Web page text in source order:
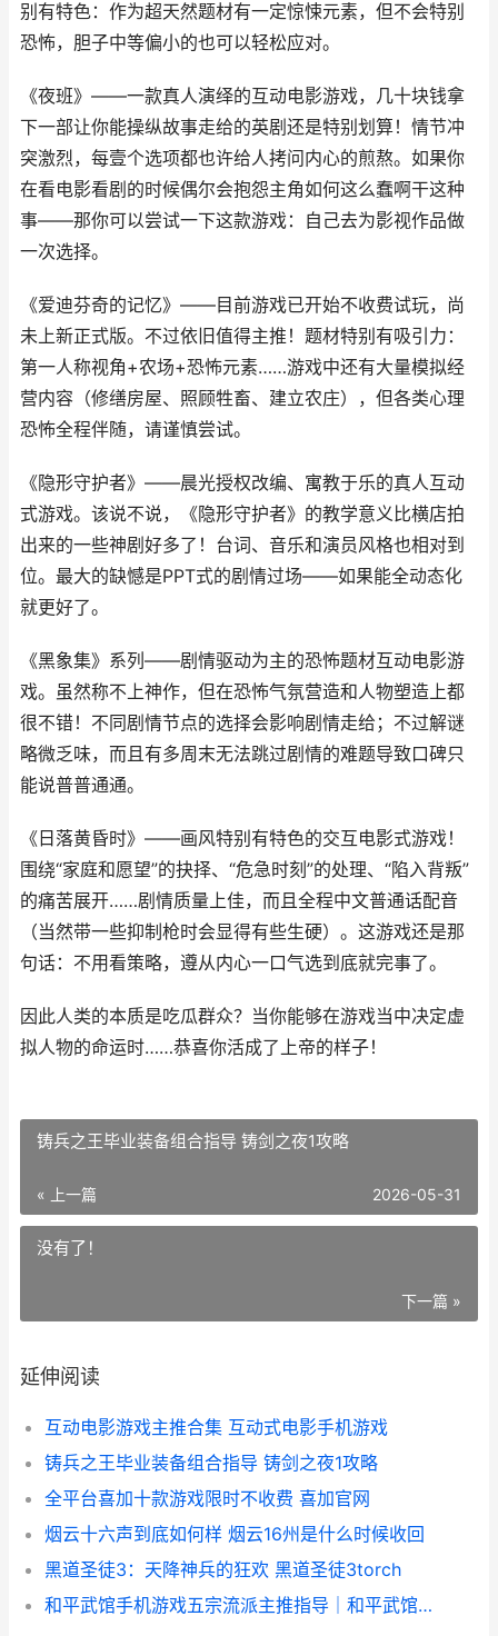
别有特色：作为超天然题材有一定惊悚元素，但不会特别
恐怖，胆子中等偏小的也可以轻松应对。
《夜班》——一款真人演绎的互动电影游戏，几十块钱拿
下一部让你能操纵故事走给的英剧还是特别划算！情节冲
突激烈，每壹个选项都也许给人拷问内心的煎熬。如果你
在看电影看剧的时候偶尔会抱怨主角如何这么蠢啊干这种
事——那你可以尝试一下这款游戏：自己去为影视作品做
一次选择。
《爱迪芬奇的记忆》——目前游戏已开始不收费试玩，尚
未上新正式版。不过依旧值得主推！题材特别有吸引力：
第一人称视角+农场+恐怖元素……游戏中还有大量模拟经
营内容（修缮房屋、照顾牲畜、建立农庄），但各类心理
恐怖全程伴随，请谨慎尝试。
《隐形守护者》——晨光授权改编、寓教于乐的真人互动
式游戏。该说不说，《隐形守护者》的教学意义比横店拍
出来的一些神剧好多了！台词、音乐和演员风格也相对到
位。最大的缺憾是PPT式的剧情过场——如果能全动态化
就更好了。
《黑象集》系列——剧情驱动为主的恐怖题材互动电影游
戏。虽然称不上神作，但在恐怖气氛营造和人物塑造上都
很不错！不同剧情节点的选择会影响剧情走给；不过解谜
略微乏味，而且有多周末无法跳过剧情的难题导致口碑只
能说普普通通。
《日落黄昏时》——画风特别有特色的交互电影式游戏！
围绕“家庭和愿望”的抉择、“危急时刻”的处理、“陷入背叛”
的痛苦展开……剧情质量上佳，而且全程中文普通话配音
（当然带一些抑制枪时会显得有些生硬）。这游戏还是那
句话：不用看策略，遵从内心一口气选到底就完事了。
因此人类的本质是吃瓜群众？当你能够在游戏当中决定虚
拟人物的命运时……恭喜你活成了上帝的样子！
铸兵之王毕业装备组合指导 铸剑之夜1攻略
« 上一篇 2026-05-31
没有了！
下一篇 »
延伸阅读
互动电影游戏主推合集 互动式电影手机游戏
铸兵之王毕业装备组合指导 铸剑之夜1攻略
全平台喜加十款游戏限时不收费 喜加官网
烟云十六声到底如何样 烟云16州是什么时候收回
黑道圣徒3：天降神兵的狂欢 黑道圣徒3torch
和平武馆手机游戏五宗流派主推指导｜和平武馆手机游戏流派组合思路和实战解析 和平与武力